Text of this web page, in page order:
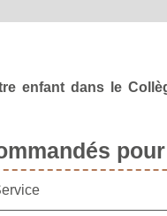
enfant dans le